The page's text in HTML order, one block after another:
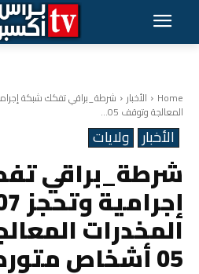
Home الأخبار
المعالجة وتوقف 05...
الأخبار ولايات
شرطة_براقي
المخدرات
05 أشخاص